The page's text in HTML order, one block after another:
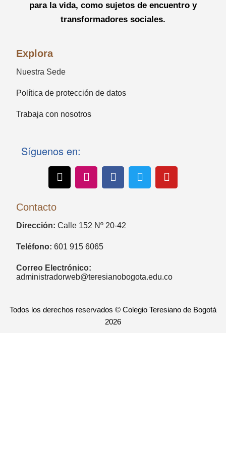
para la vida, como sujetos de encuentro y
transformadores sociales.
Explora
Nuestra Sede
Política de protección de datos
Trabaja con nosotros
Síguenos en:
Contacto
Dirección: Calle 152 Nº 20-42
Teléfono: 601 915 6065
Correo Electrónico:
administradorweb@teresianobogota.edu.co
Todos los derechos reservados © Colegio Teresiano de Bogotá
2026